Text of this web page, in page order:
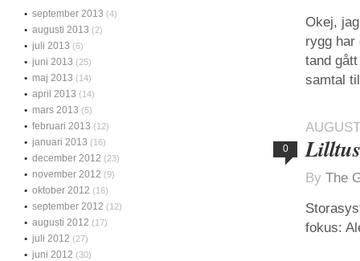
Okej,
rygg har
tand
samtal
0
By The
fokus:
september 2013 (4)
augusti 2013 (2)
juli 2013 (6)
juni 2013 (25)
maj 2013 (14)
april 2013 (14)
mars 2013 (5)
februari 2013 (12)
januari 2013 (16)
december 2012 (23)
november 2012 (9)
oktober 2012 (16)
september 2012 (12)
augusti 2012 (17)
juli 2012 (27)
juni 2012 (30)